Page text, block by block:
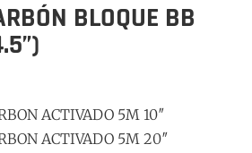
BLOQUE BB
ACTIVADO 5M 10″
ACTIVADO 5M 20″